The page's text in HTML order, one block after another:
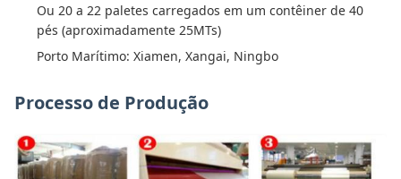
Ou 20 a 22 paletes carregados em um contêiner de 40
pés (aproximadamente 25MTs)
Porto Marítimo: Xiamen, Xangai, Ningbo
Processo de Produção